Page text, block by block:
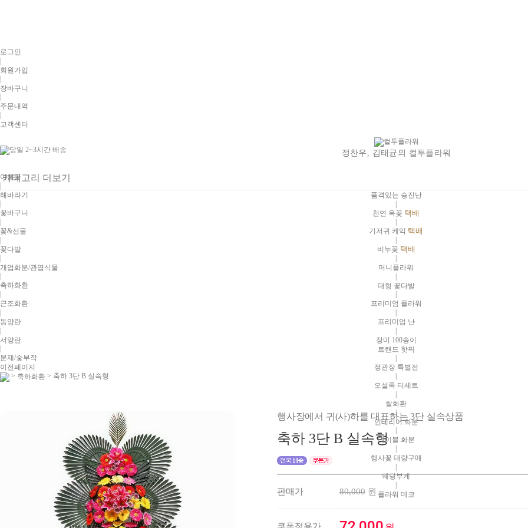
로그인
|
회원가입
|
장바구니
주문내역
고객센터
정찬우, 김태균의 컬투플라워
카테고리 더보기
품격있는 승진난
|
천연 옥꽃 택배
기저귀 케익 택배
비누꽃 택배
|
머니플라워
|
대형 꽃다발
프리미엄 플라워
프리미엄 난
|
장미 100송이
트랜드 핫픽
정관장 특별전
오설록 티세트
|
쌀화환
|
인테리어 화분
테이블 화분
행사꽃 대량구매
|
웨딩부케
|
플라워 데코
여름꽃
|
해바라기
꽃바구니
꽃&선물
|
꽃다발
|
개업화분/관엽식물
축하화환
근조화환
|
동양란
|
서양란
분재/숯부작
이전페이지
> 축하화환 > 축하 3단 B 실속형
행사장에서 귀(사)하를 대표하는 3단 실속상품
축하 3단 B 실속형
판매가 80,000 원
쿠폰적용가